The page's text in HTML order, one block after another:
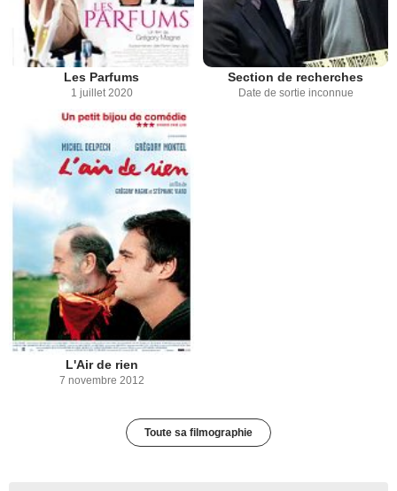
Les Parfums
1 juillet 2020
Section de recherches
Date de sortie inconnue
L'Air de rien
7 novembre 2012
Toute sa filmographie